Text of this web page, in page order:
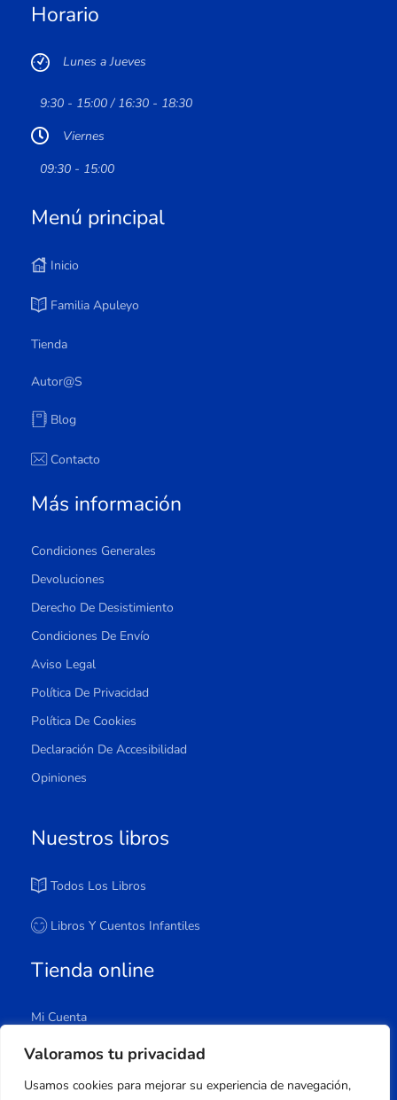
Valoramos tu privacidad
Usamos cookies para mejorar su experiencia de navegación,
Horario
Lunes a Jueves
9:30 - 15:00 / 16:30 - 18:30
Viernes
09:30 - 15:00
Menú principal
Inicio
Familia Apuleyo
Tienda
Autor@s
Blog
Contacto
Más información
Condiciones Generales
Devoluciones
Derecho De Desistimiento
Condiciones De Envío
Aviso Legal
Política De Privacidad
Política De Cookies
Declaración De Accesibilidad
Opiniones
Nuestros libros
Todos Los Libros
Libros Y Cuentos Infantiles
Tienda online
Mi Cuenta
Carrito